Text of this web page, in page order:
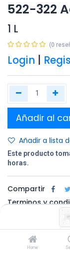
Home
522-322
1 L
(0
Login
Añadir al
Añadir a lista
Este producto
horas.
Compartir
Terminos y
100% original